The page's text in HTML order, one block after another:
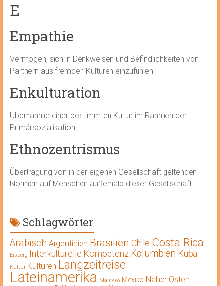
E
Empathie
Vermögen, sich in Denkweisen und Befindlichkeiten von
Partnern aus fremden Kulturen einzufühlen
Enkulturation
Übernahme einer bestimmten Kultur im Rahmen der
Primärsozialisation
Ethnozentrismus
Übertragung von in der eigenen Gesellschaft geltenden
Normen auf Menschen außerhalb dieser Gesellschaft
Schlagwörter
Arabisch Argentinien Brasilien Chile Costa Rica
Eisberg Interkulturelle Kompetenz Kolumbien Kuba
Kultur Kulturen Langzeitreise
Lateinamerika Marokko Mexiko Naher Osten